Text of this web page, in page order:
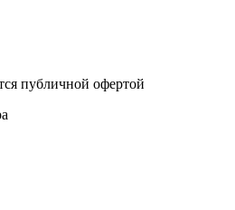
публичной офертой